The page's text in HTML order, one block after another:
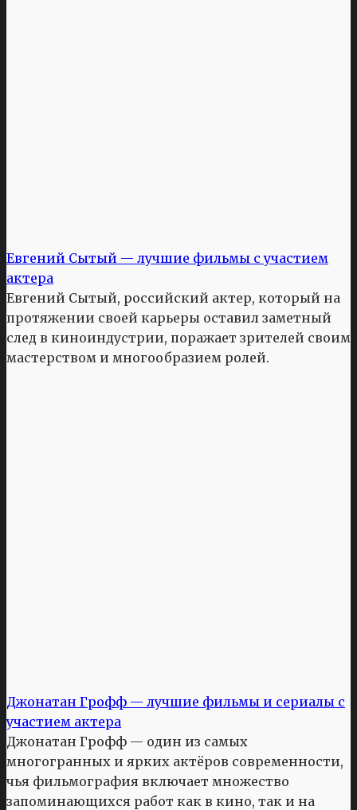
Евгений Сытый — лучшие фильмы с участием
актера
Евгений Сытый, российский актер, который на
протяжении своей карьеры оставил заметный
след в киноиндустрии, поражает зрителей своим
мастерством и многообразием ролей.
Джонатан Грофф — лучшие фильмы и сериалы с
участием актера
Джонатан Грофф — один из самых
многогранных и ярких актёров современности,
чья фильмография включает множество
запоминающихся работ как в кино, так и на